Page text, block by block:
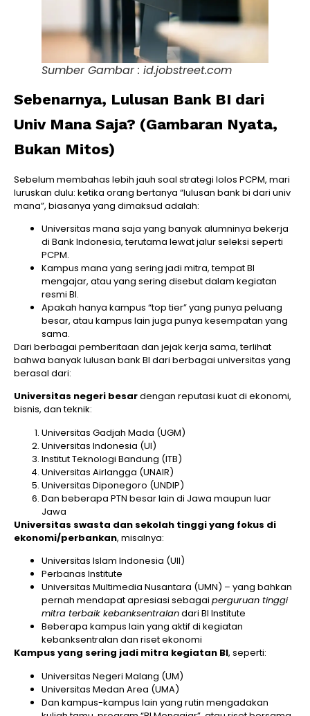
Sumber Gambar : id.jobstreet.com
Sebenarnya, Lulusan Bank BI dari
Univ Mana Saja? (Gambaran Nyata,
Bukan Mitos)
Sebelum membahas lebih jauh soal strategi lolos PCPM, mari
luruskan dulu: ketika orang bertanya “lulusan bank bi dari univ
mana”, biasanya yang dimaksud adalah:
Universitas mana saja yang banyak alumninya bekerja
di Bank Indonesia, terutama lewat jalur seleksi seperti
PCPM.
Kampus mana yang sering jadi mitra, tempat BI
mengajar, atau yang sering disebut dalam kegiatan
resmi BI.
Apakah hanya kampus “top tier” yang punya peluang
besar, atau kampus lain juga punya kesempatan yang
sama.
Dari berbagai pemberitaan dan jejak kerja sama, terlihat
bahwa banyak lulusan bank BI dari berbagai universitas yang
berasal dari:
Universitas negeri besardengan reputasi kuat di ekonomi,
bisnis, dan teknik:
Universitas Gadjah Mada (UGM)
Universitas Indonesia (UI)
Institut Teknologi Bandung (ITB)
Universitas Airlangga (UNAIR)
Universitas Diponegoro (UNDIP)
Dan beberapa PTN besar lain di Jawa maupun luar
Jawa
Universitas swasta dan sekolah tinggi yang fokus di
ekonomi/perbankan, misalnya:
Universitas Islam Indonesia (UII)
Perbanas Institute
Universitas Multimedia Nusantara (UMN) – yang bahkan
pernah mendapat apresiasi sebagai perguruan tinggi
mitra terbaik kebanksentralandari BI Institute
Beberapa kampus lain yang aktif di kegiatan
kebanksentralan dan riset ekonomi
Kampus yang sering jadi mitra kegiatan BI, seperti:
Universitas Negeri Malang (UM)
Universitas Medan Area (UMA)
Dan kampus-kampus lain yang rutin mengadakan